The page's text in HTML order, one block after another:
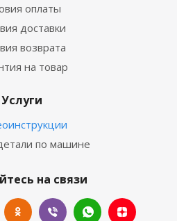
оплаты
доставки
возврата
на товар
Услуги
по машине
на связи